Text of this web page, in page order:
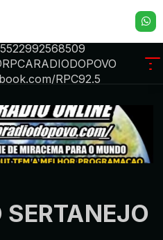
iktok.com/@rpc6234
RPC92.5